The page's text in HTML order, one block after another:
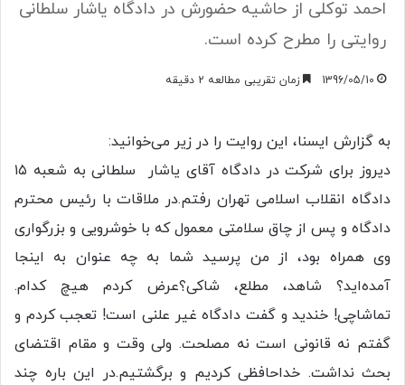
احمد توکلی از حاشیه حضورش در دادگاه یاشار سلطانی
روایتی را مطرح کرده است.
1396/05/10 زمان تقریبی مطالعه 2 دقیقه
به گزارش ایسنا، این روایت را در زیر می‌خوانید:
دیروز برای شرکت در دادگاه آقای یاشار سلطانی به شعبه ۱۵
دادگاه انقلاب اسلامی تهران رفتم.در ملاقات با رئیس محترم
دادگاه و پس از چاق سلامتی معمول که با خوشرویی و بزرگواری
وی همراه بود، از من پرسید شما به چه عنوان به اینجا
آمده‌اید؟ شاهد، مطلع، شاکی؟عرض کردم هیچ کدام.
تماشاچی! خندید و گفت دادگاه غیر علنی است! تعجب کردم و
گفتم نه قانونی است نه مصلحت. ولی وقت و مقام اقتضای
بحث نداشت. خداحافظی کردیم و برگشتیم.در این باره چند